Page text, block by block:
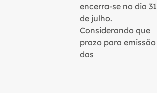
encerra-se no dia 31
de julho.
Considerando que
prazo para emissão
das